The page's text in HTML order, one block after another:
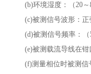
(b)环境湿度：（20～
(c)被测信号波形：正
(d)被测信号频率：（
(e)被测载流导线在
(f)测量相位时被测信